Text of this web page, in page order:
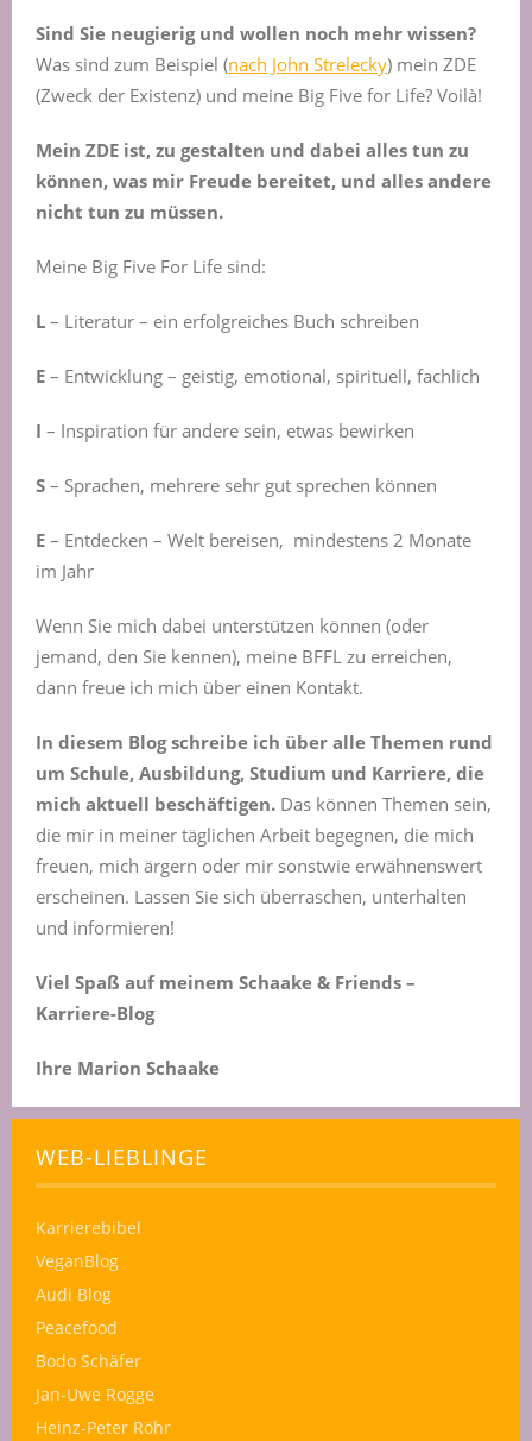
Sind Sie neugierig und wollen noch mehr wissen?
Was sind zum Beispiel (nach John Strelecky) mein ZDE
(Zweck der Existenz) und meine Big Five for Life? Voilà!
Mein ZDE ist, zu gestalten und dabei alles tun zu
können, was mir Freude bereitet, und alles andere
nicht tun zu müssen.
Meine Big Five For Life sind:
L – Literatur – ein erfolgreiches Buch schreiben
E – Entwicklung – geistig, emotional, spirituell, fachlich
I – Inspiration für andere sein, etwas bewirken
S – Sprachen, mehrere sehr gut sprechen können
E – Entdecken – Welt bereisen, mindestens 2 Monate
im Jahr
Wenn Sie mich dabei unterstützen können (oder
jemand, den Sie kennen), meine BFFL zu erreichen,
dann freue ich mich über einen Kontakt.
In diesem Blog schreibe ich über alle Themen rund
um Schule, Ausbildung, Studium und Karriere, die
mich aktuell beschäftigen. Das können Themen sein,
die mir in meiner täglichen Arbeit begegnen, die mich
freuen, mich ärgern oder mir sonstwie erwähnenswert
erscheinen. Lassen Sie sich überraschen, unterhalten
und informieren!
Viel Spaß auf meinem Schaake & Friends –
Karriere-Blog
Ihre Marion Schaake
WEB-LIEBLINGE
Karrierebibel
VeganBlog
Audi Blog
Peacefood
Bodo Schäfer
Jan-Uwe Rogge
Heinz-Peter Röhr